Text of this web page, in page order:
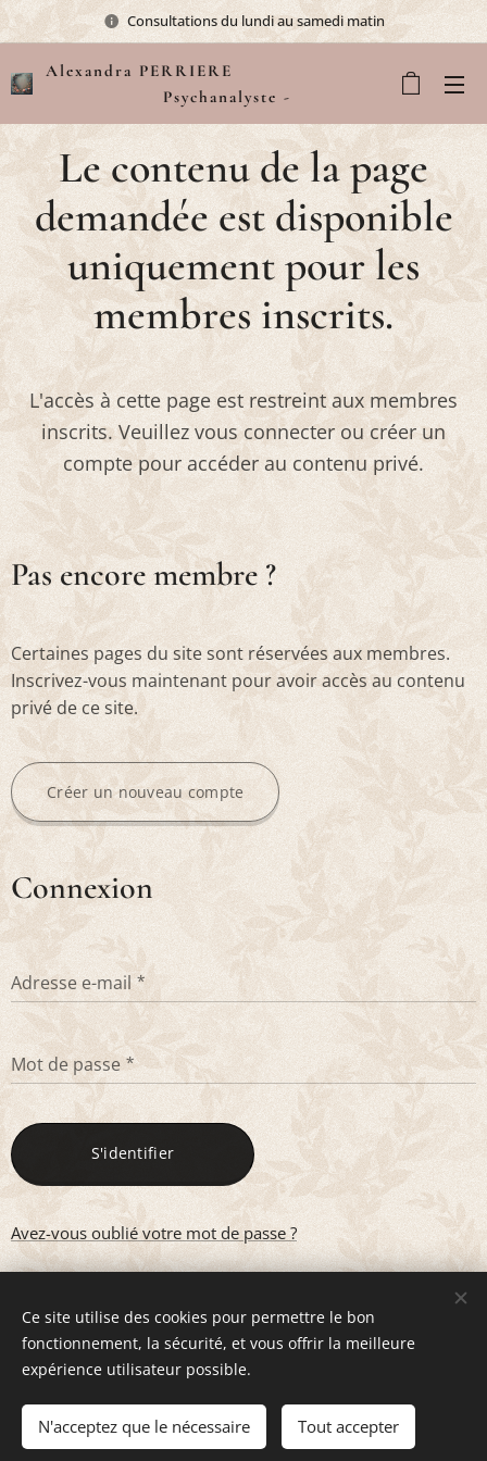
Consultations du lundi au samedi matin
Alexandra PERRIERE
Psychanalyste -
Sophrologue
Le contenu de la page
demandée est disponible
uniquement pour les
membres inscrits.
L'accès à cette page est restreint aux membres
inscrits. Veuillez vous connecter ou créer un
compte pour accéder au contenu privé.
Pas encore membre ?
Certaines pages du site sont réservées aux membres.
Inscrivez-vous maintenant pour avoir accès au contenu
privé de ce site.
Créer un nouveau compte
Connexion
Adresse e-mail
Mot de passe
S'identifier
Avez-vous oublié votre mot de passe ?
Siret 47750452600021
© 2022 Tous droits réservés - Optimisé parWebnode
Ce site utilise des cookies pour permettre le bon
fonctionnement, la sécurité, et vous offrir la meilleure
expérience utilisateur possible.
N'acceptez que le nécessaire Tout accepter